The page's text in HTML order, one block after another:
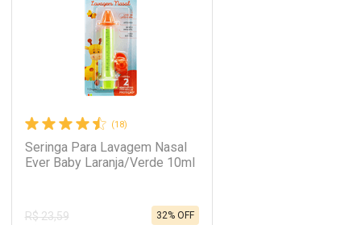
(18)
Seringa Para Lavagem Nasal
Ever Baby Laranja/Verde 10ml
R$ 23,59
32% OFF